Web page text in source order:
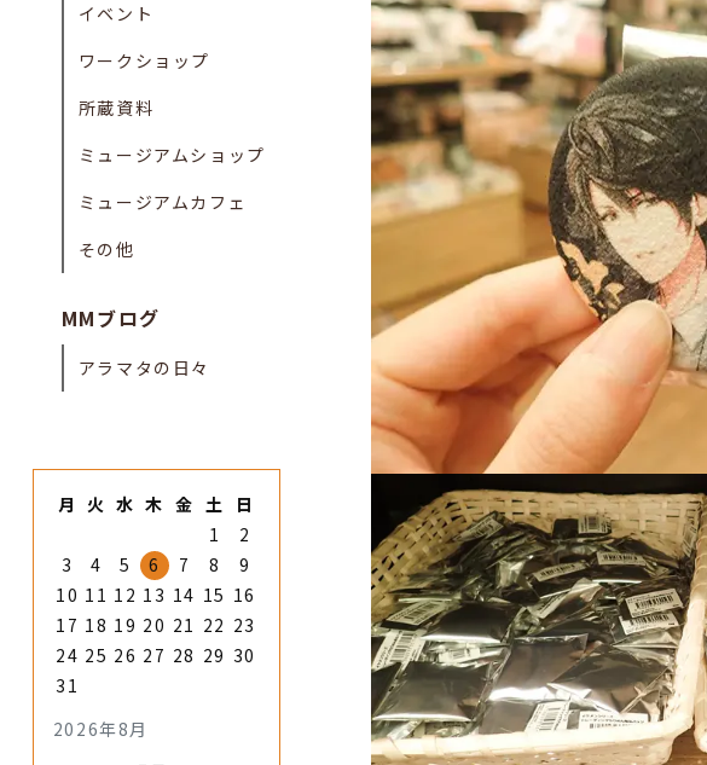
イベント
ワークショップ
所蔵資料
ミュージアムショップ
ミュージアムカフェ
その他
MMブログ
アラマタの日々
2026年8月
月 火 水 木 金 土
日
1
2
3
4 5 6 7 8
9
10 11 12 13 14 15 16
17 18 19 20 21 22 23
24 25 26 27 28 29 30
31